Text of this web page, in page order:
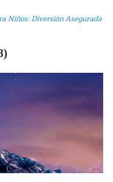
Niños: Diversión Asegurada